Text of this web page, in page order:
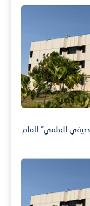
العلمي” للعام